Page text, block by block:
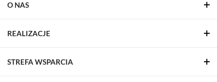
O NAS
REALIZACJE
STREFA WSPARCIA